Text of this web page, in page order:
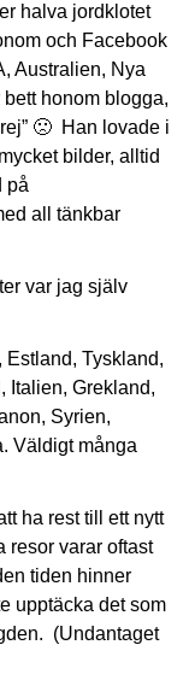
halva jordklotet
och Facebook
Australien, Nya
honom blogga,
🙁 Han lovade i
bilder, alltid
på
all tänkbar
var jag själv
Estland, Tyskland,
Italien, Grekland,
Syrien,
Väldigt många
ha rest till ett nytt
resor varar oftast
tiden hinner
upptäcka det som
(Undantaget